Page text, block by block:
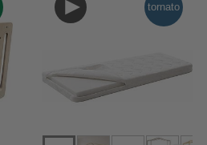
tornato